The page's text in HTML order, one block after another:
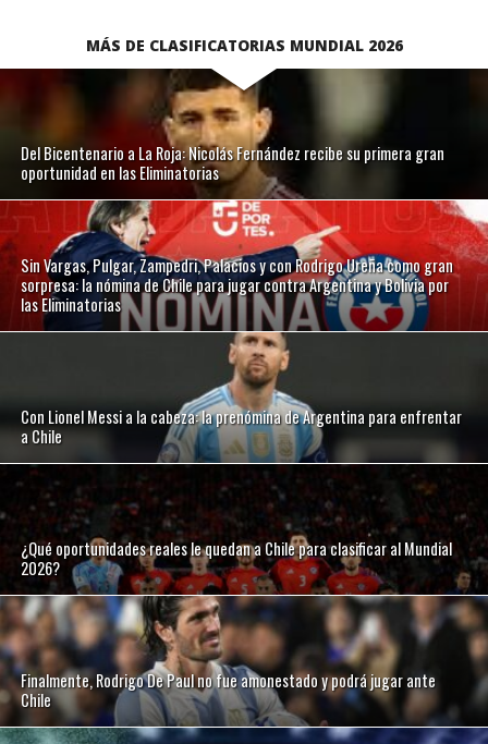
MÁS DE CLASIFICATORIAS MUNDIAL 2026
Del Bicentenario a La Roja: Nicolás Fernández recibe su primera gran
oportunidad en las Eliminatorias
Sin Vargas, Pulgar, Zampedri, Palacios y con Rodrigo Ureña como gran
sorpresa: la nómina de Chile para jugar contra Argentina y Bolivia por
las Eliminatorias
Con Lionel Messi a la cabeza: la prenómina de Argentina para enfrentar
a Chile
¿Qué oportunidades reales le quedan a Chile para clasificar al Mundial
2026?
Finalmente, Rodrigo De Paul no fue amonestado y podrá jugar ante
Chile